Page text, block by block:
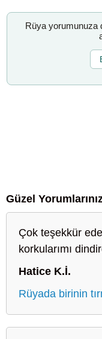
Rüya yorumunuza
Güzel
Çok teşekkür
korkularımı
Hatice K.İ.
Rüyada birinin